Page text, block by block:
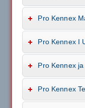
Pro Kennex
Pro Kennex I
Pro Kennex
Pro Kennex